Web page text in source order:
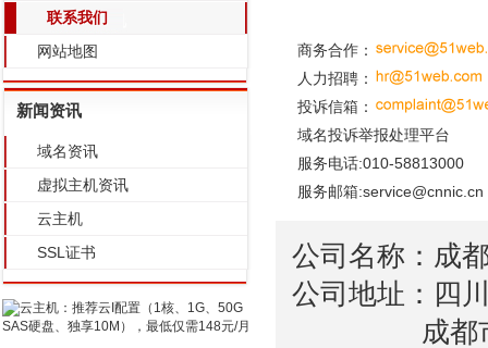
联系我们
网站地图
新闻资讯
域名资讯
虚拟主机资讯
云主机
SSL证书
商务合作：
人力招聘：
投诉信箱：
域名投诉举报处理平台
服务电话:010-58813000
服务邮箱:service@cnnic.cn
公司名称：成
公司地址：四
成都市高新